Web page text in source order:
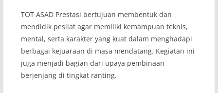
TOT ASAD Prestasi bertujuan membentuk dan
mendidik pesilat agar memiliki kemampuan teknis,
mental, serta karakter yang kuat dalam menghadapi
berbagai kejuaraan di masa mendatang. Kegiatan ini
juga menjadi bagian dari upaya pembinaan
berjenjang di tingkat ranting.